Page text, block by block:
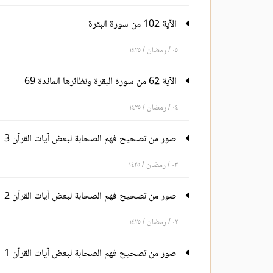
الآية 102 من سورة البقرة
٠٥ / رمضان / ١٤٢٥
الآية 62 من سورة البقرة ونظائرها المائدة 69
٠٤ / رمضان / ١٤٢٥
صور من تصحيح فهم الصحابة لبعض آيات القرآن 3
٠٣ / رمضان / ١٤٢٥
صور من تصحيح فهم الصحابة لبعض آيات القرآن 2
٠٢ / رمضان / ١٤٢٥
صور من تصحيح فهم الصحابة لبعض آيات القرآن 1